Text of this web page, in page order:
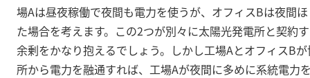
場Aは昼夜稼働で夜間も電力を使うが、オフィスBは夜間
た場合を考えます。この2つが別々に太陽光発電所と契約
余剰をかなり抱えるでしょう。しかし工場AとオフィスB
所から電力を融通すれば、工場Aが夜間に多めに系統電力